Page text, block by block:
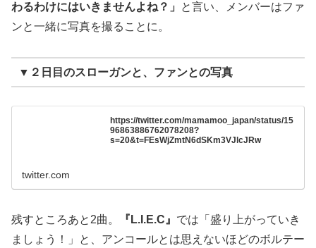
わるわけにはいきませんよね？」
と言い、メンバーはファ
ンと一緒に写真を撮ることに。
▼２日目のスローガンと、ファンとの写真
https://twitter.com/mamamoo_japan/status/15
96863886762078208?
s=20&t=FEsWjZmtN6dSKm3VJlcJRw
twitter.com
残すところあと2曲。 『L.I.E.C』 では「盛り上がっていき
ましょう！」と、アンコールとは思えないほどのボルテー